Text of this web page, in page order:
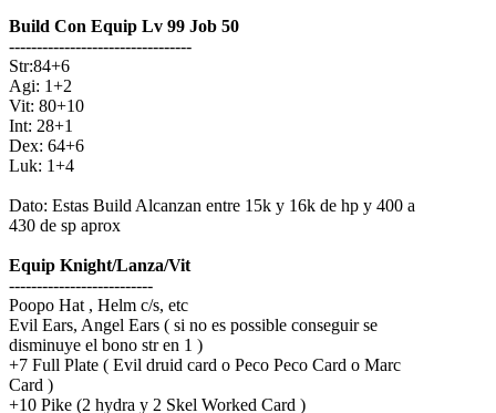
Build Con Equip Lv 99 Job 50
---------------------------------
Str:84+6
Agi: 1+2
Vit: 80+10
Int: 28+1
Dex: 64+6
Luk: 1+4
Dato: Estas Build Alcanzan entre 15k y 16k de hp y 400 a
430 de sp aprox
Equip Knight/Lanza/Vit
--------------------------
Poopo Hat , Helm c/s, etc
Evil Ears, Angel Ears ( si no es possible conseguir se
disminuye el bono str en 1 )
+7 Full Plate ( Evil druid card o Peco Peco Card o Marc
Card )
+10 Pike (2 hydra y 2 Skel Worked Card )